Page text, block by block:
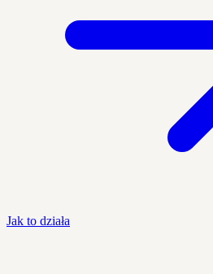
Jak to działa